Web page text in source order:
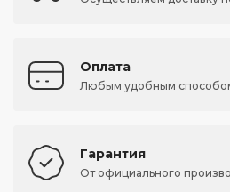
Оплата
Любым удобным
Гарантия
От официального